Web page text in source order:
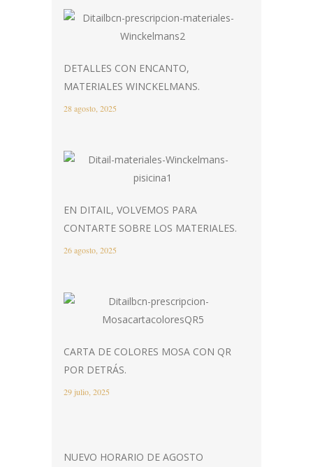
DETALLES CON ENCANTO,
MATERIALES WINCKELMANS.
28 agosto, 2025
EN DITAIL, VOLVEMOS PARA
CONTARTE SOBRE LOS MATERIALES.
26 agosto, 2025
CARTA DE COLORES MOSA CON QR
POR DETRÁS.
29 julio, 2025
NUEVO HORARIO DE AGOSTO